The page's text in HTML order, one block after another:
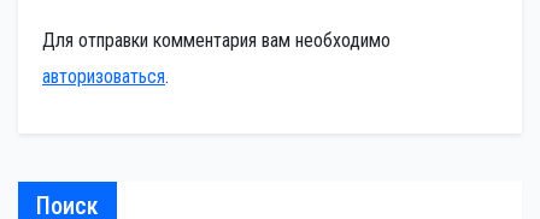
Для отправки комментария вам необходимо
авторизоваться.
Поиск